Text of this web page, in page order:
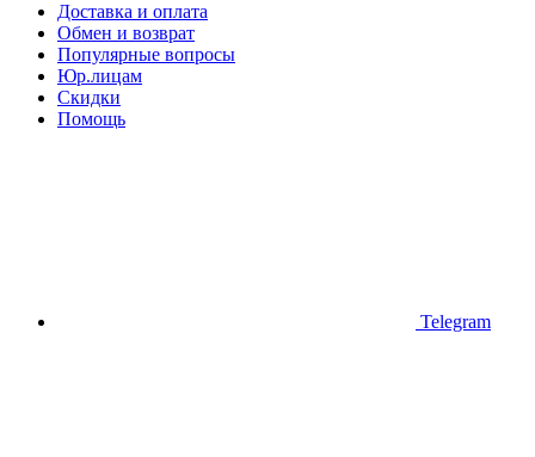
Доставка и оплата
Обмен и возврат
Популярные вопросы
Юр.лицам
Скидки
Помощь
Telegram